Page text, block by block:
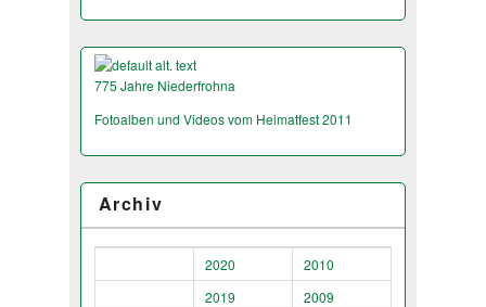
775 Jahre Niederfrohna
Fotoalben und Videos vom Heimatfest 2011
Archiv
2020
2010
2019
2009